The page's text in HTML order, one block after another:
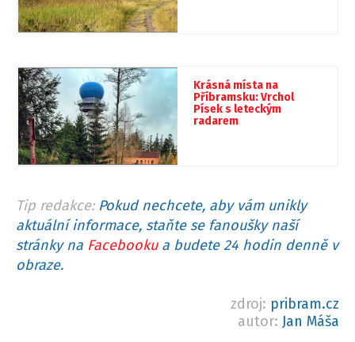
Krásná místa na
Příbramsku: Vrchol
Písek s leteckým
radarem
Tip redakce: Pokud nechcete, aby vám unikly
aktuální informace, staňte se fanoušky naší
stránky na Facebookua budete 24 hodin denně v
obraze.
zdroj: pribram.cz
autor: Jan Máša